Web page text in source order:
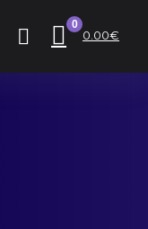
0
0.00€